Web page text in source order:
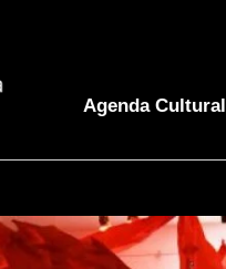
Agenda Cultural